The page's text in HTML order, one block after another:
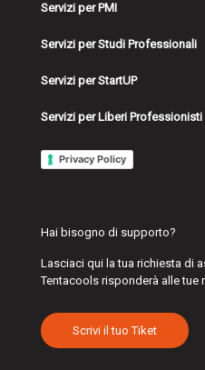
Servizi per PMI
Servizi per Studi Professionali
Servizi per StartUP
Servizi per Liberi Professionisti
Privacy Policy
Hai bisogno di supporto?
Lasciaci qui la tua richiesta di
Tentacools risponderà alle tue
Scrivi il tuo Tiket